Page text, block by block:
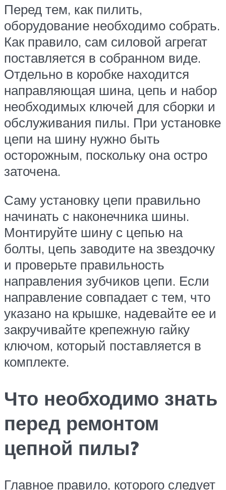
Перед тем, как пилить,
оборудование необходимо собрать.
Как правило, сам силовой агрегат
поставляется в собранном виде.
Отдельно в коробке находится
направляющая шина, цепь и набор
необходимых ключей для сборки и
обслуживания пилы. При установке
цепи на шину нужно быть
осторожным, поскольку она остро
заточена.
Саму установку цепи правильно
начинать с наконечника шины.
Монтируйте шину с цепью на
болты, цепь заводите на звездочку
и проверьте правильность
направления зубчиков цепи. Если
направление совпадает с тем, что
указано на крышке, надевайте ее и
закручивайте крепежную гайку
ключом, который поставляется в
комплекте.
Что необходимо знать
перед ремонтом
цепной пилы?
Главное правило, которого следует